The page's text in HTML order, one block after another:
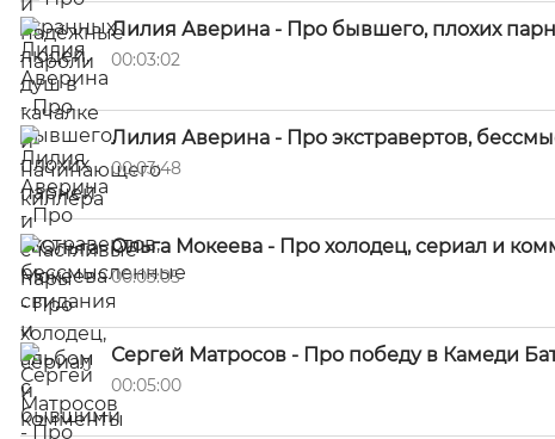
Лилия Аверина - Про бывшего, плохих
00:03:02
Лилия Аверина - Про экстравертов,
00:03:48
Ольга Мокеева - Про холодец, сериал и
00:03:05
Сергей Матросов - Про победу в Камеди
00:05:00